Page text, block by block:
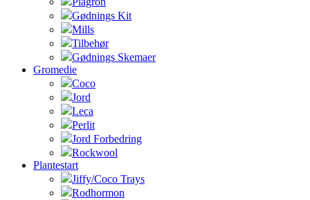
Gødnings Kit
Mills
Tilbehør
Gødnings Skemaer
Gromedie
Coco
Jord
Leca
Perlit
Jord Forbedring
Rockwool
Plantestart
Jiffy/Coco Trays
Rodhormon